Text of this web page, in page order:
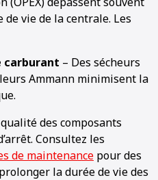
de vie de la centrale. Les
carburant – Des sécheurs
Ammann minimisent la
des composants
Consultez les
de maintenance pour des
la durée de vie des